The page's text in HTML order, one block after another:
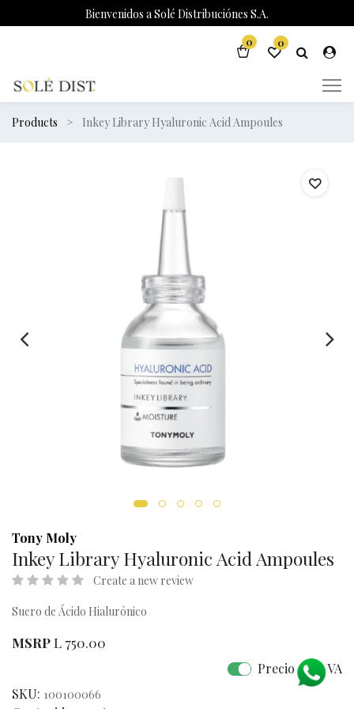
Bienvenidos a Solé Distribuciónes S.A.
0 0
Products Inkey Library Hyaluronic Acid Ampoules
Tony Moly
Inkey Library Hyaluronic Acid Ampoules
Create a new review
Suero de Ácido Hialurónico
MSRPL 750.00
Precio con IVA
SKU: 100100066